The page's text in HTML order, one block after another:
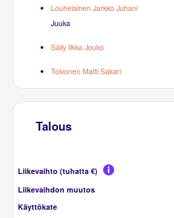
Louhelainen Jarkko Juhani
Juuka
Säily Ilkka Jouko
Toivonen Matti Sakari
Talous
Liikevaihto (tuhatta €)
Liikevaihdon muutos
Käyttökate